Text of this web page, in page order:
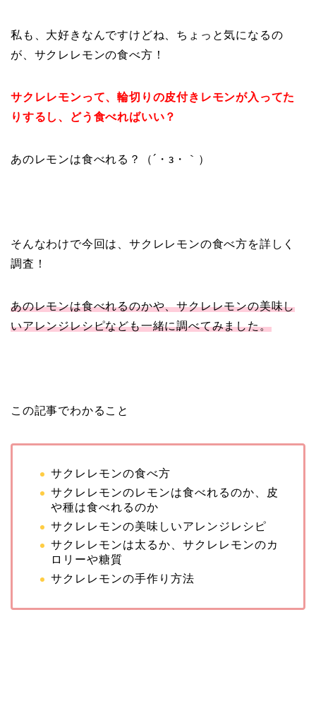
私も、大好きなんですけどね、ちょっと気になるの
が、サクレレモンの食べ方！
サクレレモンって、輪切りの皮付きレモンが入ってた
りするし、どう食べればいい？
あのレモンは食べれる？（´・з・｀）
そんなわけで今回は、サクレレモンの食べ方を詳しく
調査！
あのレモンは食べれるのかや、サクレレモンの美味し
いアレンジレシピなども一緒に調べてみました。
この記事でわかること
サクレレモンの食べ方
サクレレモンのレモンは食べれるのか、皮
や種は食べれるのか
サクレレモンの美味しいアレンジレシピ
サクレレモンは太るか、サクレレモンのカ
ロリーや糖質
サクレレモンの手作り方法